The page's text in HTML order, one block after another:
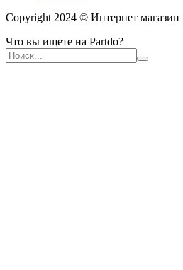
Copyright 2024 © Интернет
Что вы ищете на Partdo?